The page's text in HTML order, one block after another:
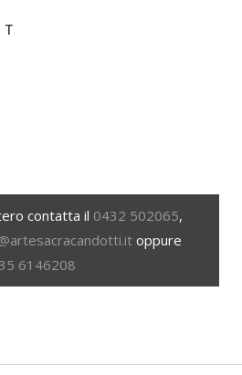
contatta il 0432 502065,
oppure
6146208